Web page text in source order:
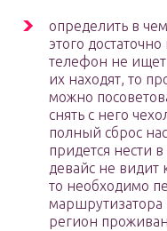
определить в
этого
телефон не ищет
их находят, то
можно
снять с него
полный сброс
придется нести
девайс не видит
то необходимо
маршрутизатора
регион